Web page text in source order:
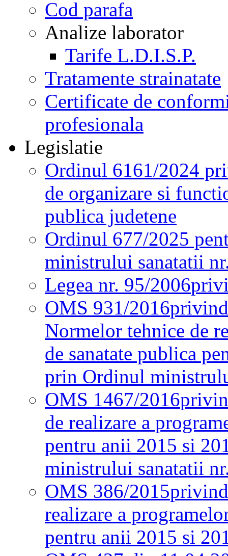
Cod parafa
Analize laborator
Tarife L.D.I.S.P.
Tratamente strainatate
Certificate de
profesionala
Legislatie
Ordinul 6161/2024
de organizare si
publica judetene
Ordinul 677/2025
ministrului sanatatii
Legea nr. 95/2006
OMS 931/2016
Normelor tehnice de
de sanatate publica
prin Ordinul
OMS 1467/2016
de realizare a
pentru anii 2015 si
ministrului sanatatii
OMS 386/2015
realizare a
pentru anii 2015 si